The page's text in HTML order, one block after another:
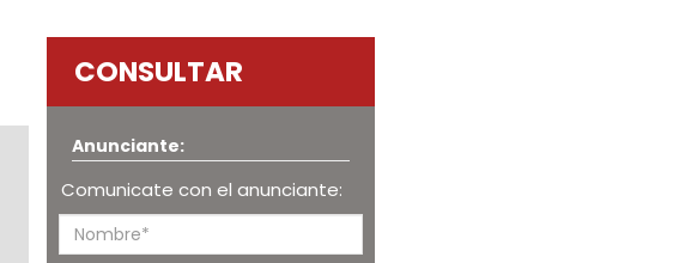
CONSULTAR
Anunciante:
Comunicate con el anunciante: